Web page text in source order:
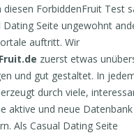
diesen ForbiddenFruit Test
Dating Seite ungewohnt
auftritt. Wir
zuerst etwas
und gut gestaltet. In
durch viele,
aktive und neue
Als Casual Dating Seite